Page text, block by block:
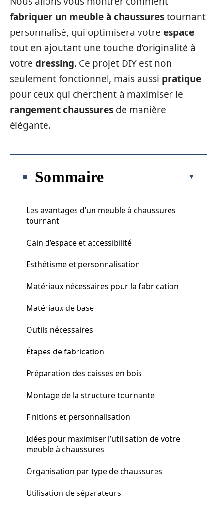
fabriquer un meuble à chaussurestournant
personnalisé, qui optimisera votre espace
tout en ajoutant une touche d’originalité à
votre dressing. Ce projet DIY est non
seulement fonctionnel, mais aussi pratique
pour ceux qui cherchent à maximiser le
rangement chaussures de manière
élégante.
Sommaire
Les avantages d’un meuble à chaussures
tournant
Gain d’espace et accessibilité
Esthétisme et personnalisation
Matériaux nécessaires pour la fabrication
Matériaux de base
Outils nécessaires
Étapes de fabrication
Préparation des caisses en bois
Montage de la structure tournante
Finitions et personnalisation
Idées pour maximiser l’utilisation de votre
meuble à chaussures
Organisation par type de chaussures
Utilisation de séparateurs